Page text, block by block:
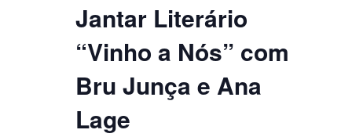
Jantar Literário
“Vinho a Nós” com
Bru Junça e Ana
Lage